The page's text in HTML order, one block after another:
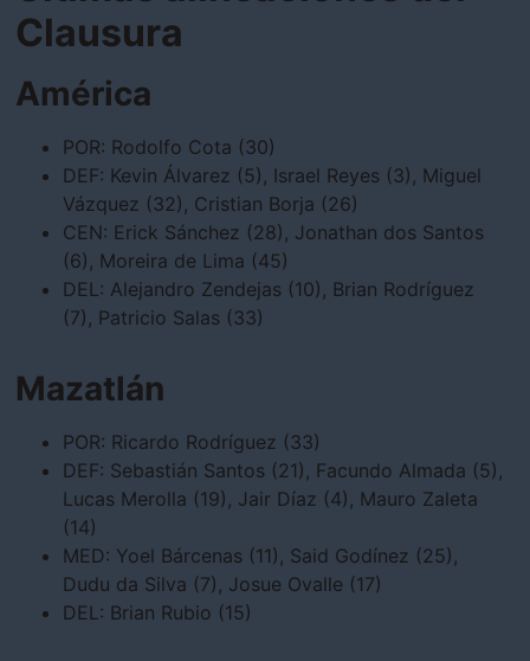
Clausura
América
POR: Rodolfo Cota (30)
DEF: Kevin Álvarez (5), Israel Reyes (3), Miguel
Vázquez (32), Cristian Borja (26)
CEN: Erick Sánchez (28), Jonathan dos Santos
(6), Moreira de Lima (45)
DEL: Alejandro Zendejas (10), Brian Rodríguez
(7), Patricio Salas (33)
Mazatlán
POR: Ricardo Rodríguez (33)
DEF: Sebastián Santos (21), Facundo Almada (5),
Lucas Merolla (19), Jair Díaz (4), Mauro Zaleta
(14)
MED: Yoel Bárcenas (11), Said Godínez (25),
Dudu da Silva (7), Josue Ovalle (17)
DEL: Brian Rubio (15)